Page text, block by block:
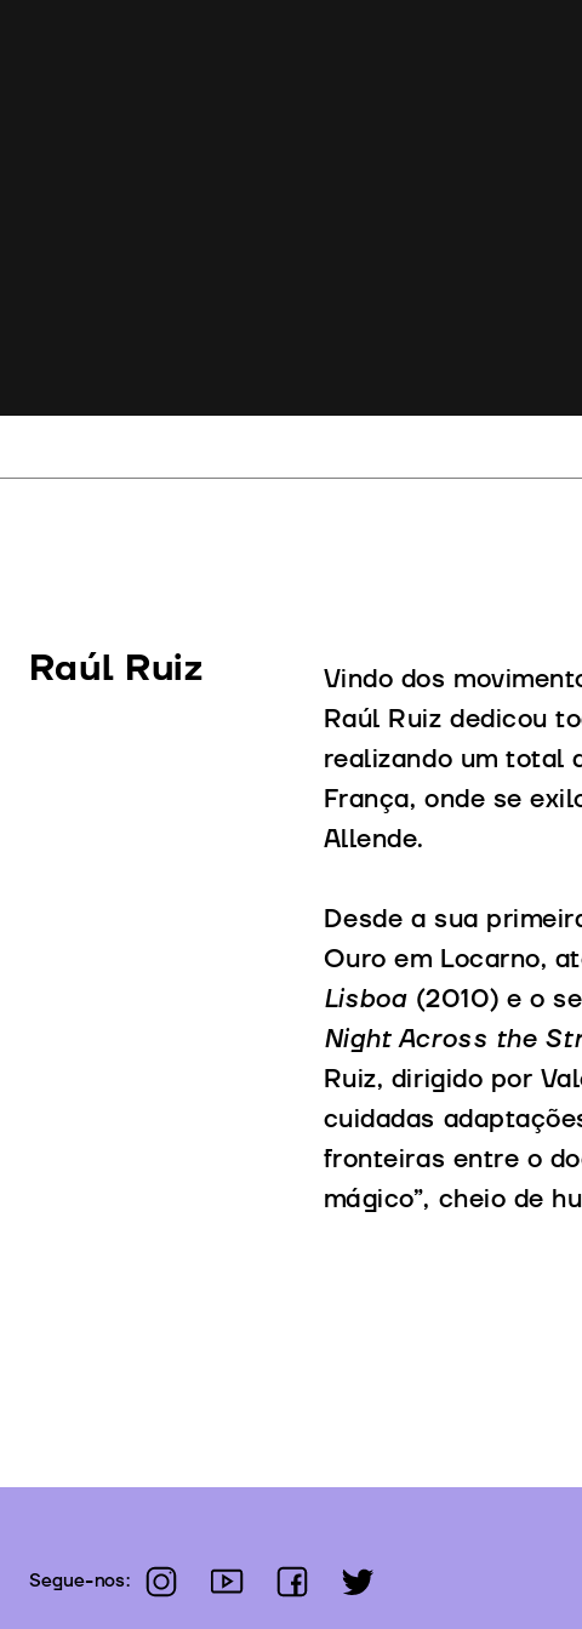
Raúl Ruiz
Vindo dos
Raúl Ruiz dedicou
realizando um total
França, onde se
Allende.
Desde a sua
Ouro em Locarno,
Lisboa (2010) e o
Night Across the
Ruiz, dirigido por
cuidadas
fronteiras entre o
mágico”, cheio de
Segue-nos: instagramyoutubefacebooktwitter